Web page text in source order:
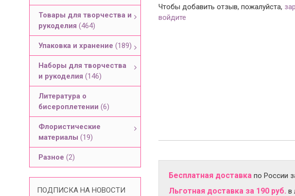
Товары для творчества и
рукоделия (464)
Упаковка и хранение (189)
Наборы для творчества
и рукоделия (146)
Литература о
бисероплетении (6)
Флористические
материалы (19)
Разное (2)
ПОДПИСКА НА НОВОСТИ
Чтобы добавить отзыв, пожалуйста,
войдите
Бесплатная доставка по России
Льготная доставка за 190 руб. в